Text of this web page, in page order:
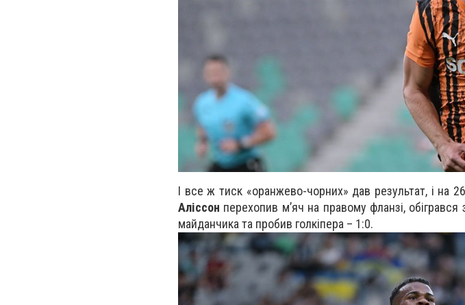
І все ж тиск «оранжево-чорних» дав результат, і на
Аліссон перехопив мʼяч на правому фланзі,
майданчика та пробив голкіпера – 1:0.